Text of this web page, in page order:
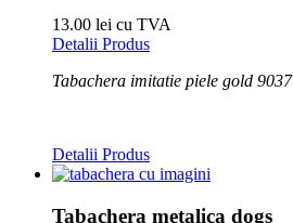
13.00 lei cu TVA
Detalii Produs
Tabachera imitatie piele gold 9037
Detalii Produs
Tabachera metalica dogs